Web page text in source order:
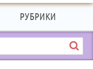
РУБРИКИ